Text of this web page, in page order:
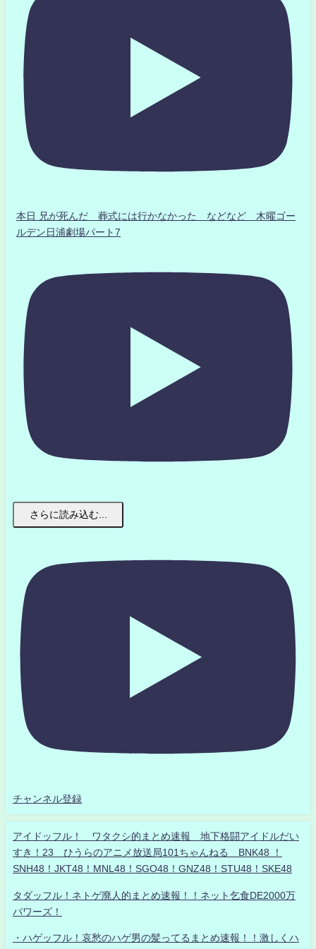
本日 兄が死んだ 葬式には行かなかった などなど 木曜ゴー
ルデン日浦劇場パート7
さらに読み込む...
チャンネル登録
アイドッフル！ ワタクシ的まとめ速報 地下格闘アイドルだい
すき！23 ひうらのアニメ放送局101ちゃんねる BNK48 ！
SNH48！JKT48！MNL48！SGO48！GNZ48！STU48！SKE48
タダッフル！ネトゲ廃人的まとめ速報！！ネット乞食DE2000万
パワーズ！
・ハゲッフル！哀愁のハゲ男の髪ってるまとめ速報！！激しくハ